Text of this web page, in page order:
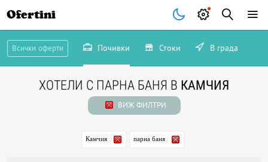
Ofertini
Всички оферти Почивки Стоки В града
ХОТЕЛИ С ПАРНА БАНЯ В КАМЧИЯ
ВИЖ ФИЛТРИ
Камчия парна баня